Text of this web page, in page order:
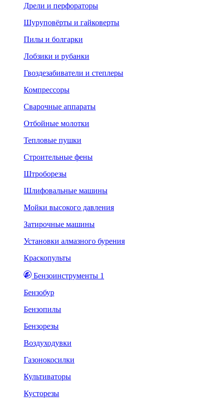
Дрели и перфораторы
Шуруповёрты и гайковерты
Пилы и болгарки
Лобзики и рубанки
Гвоздезабиватели и степлеры
Компрессоры
Сварочные аппараты
Отбойные молотки
Тепловые пушки
Строительные фены
Штроборезы
Шлифовальные машины
Мойки высокого давления
Затирочные машины
Установки алмазного бурения
Краскопульты
Бензоинструменты 1
Бензобур
Бензопилы
Бензорезы
Воздуходувки
Газонокосилки
Культиваторы
Кусторезы